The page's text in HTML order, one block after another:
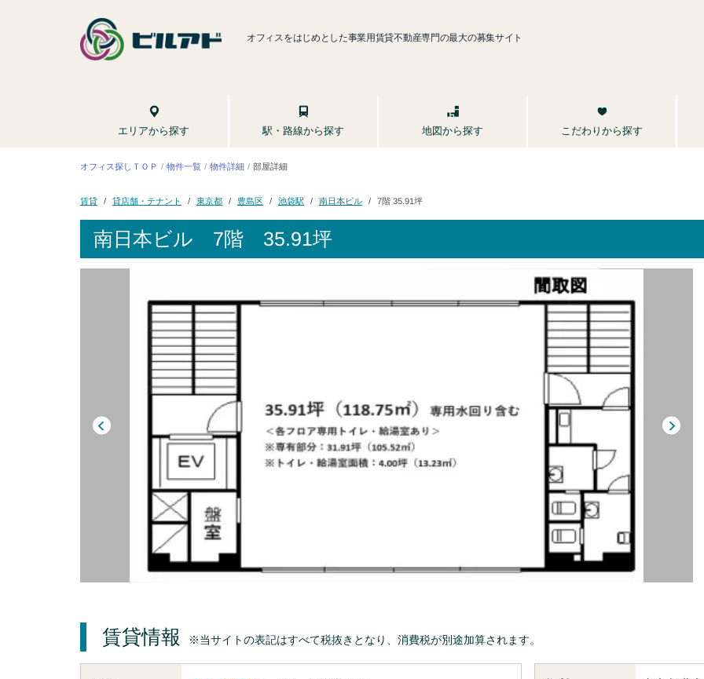
オフィスをはじめとした事業用賃貸不動産専門の最大の募集サイト
エリアから探す 駅・路線から探す 地図から探す こだわりから探す
オフィス探しＴＯＰ 物件一覧 物件詳細 部屋詳細
賃貸 貸店舗・テナント 東京都 豊島区 池袋駅 南日本ビル 7階 35.91坪
南日本ビル 7階 35.91坪
賃貸情報 ※当サイトの表記はすべて税抜きとなり、消費税が別途加算されます。